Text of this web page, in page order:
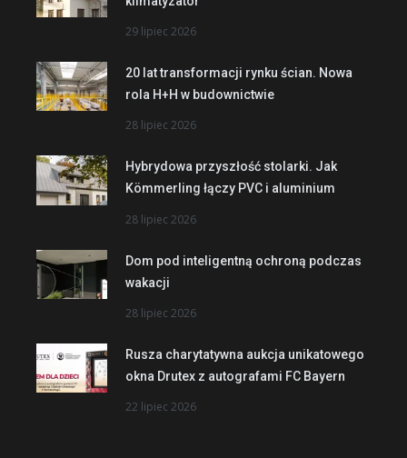
29 lipiec 2026
20 lat transformacji rynku ścian. Nowa
rola H+H w budownictwie
28 lipiec 2026
Hybrydowa przyszłość stolarki. Jak
Kömmerling łączy PVC i aluminium
28 lipiec 2026
Dom pod inteligentną ochroną podczas
wakacji
28 lipiec 2026
Rusza charytatywna aukcja unikatowego
okna Drutex z autografami FC Bayern
22 lipiec 2026